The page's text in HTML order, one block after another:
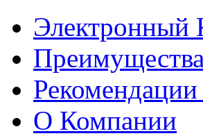
Электронный
О Компании